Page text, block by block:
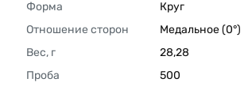
Форма
Круг
Отношение сторон
Медальное (0°)
Вес, г
28,28
Проба
500